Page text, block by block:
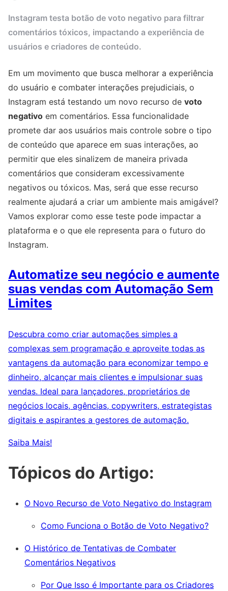
Instagram testa botão de voto negativo para filtrar
comentários tóxicos, impactando a experiência de
usuários e criadores de conteúdo.
Em um movimento que busca melhorar a experiência
do usuário e combater interações prejudiciais, o
Instagram está testando um novo recurso de voto
negativo em comentários. Essa funcionalidade
promete dar aos usuários mais controle sobre o tipo
de conteúdo que aparece em suas interações, ao
permitir que eles sinalizem de maneira privada
comentários que consideram excessivamente
negativos ou tóxicos. Mas, será que esse recurso
realmente ajudará a criar um ambiente mais amigável?
Vamos explorar como esse teste pode impactar a
plataforma e o que ele representa para o futuro do
Instagram.
Automatize seu negócio e aumente
suas vendas com Automação Sem
Limites
Descubra como criar automações simples a
complexas sem programação e aproveite todas as
vantagens da automação para economizar tempo e
dinheiro, alcançar mais clientes e impulsionar suas
vendas. Ideal para lançadores, proprietários de
negócios locais, agências, copywriters, estrategistas
digitais e aspirantes a gestores de automação.
Saiba Mais!
Tópicos do Artigo:
O Novo Recurso de Voto Negativo do Instagram
Como Funciona o Botão de Voto Negativo?
O Histórico de Tentativas de Combater
Comentários Negativos
Por Que Isso é Importante para os Criadores